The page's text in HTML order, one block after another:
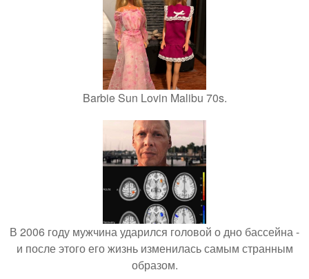
Barbie Sun Lovin Malibu 70s.
В 2006 году мужчина ударился головой о дно бассейна -
и после этого его жизнь изменилась самым странным
образом.